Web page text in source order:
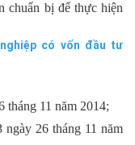
chuẩn bị để thực hiện
có vốn đầu tư
11 năm 2014;
26 tháng 11 năm